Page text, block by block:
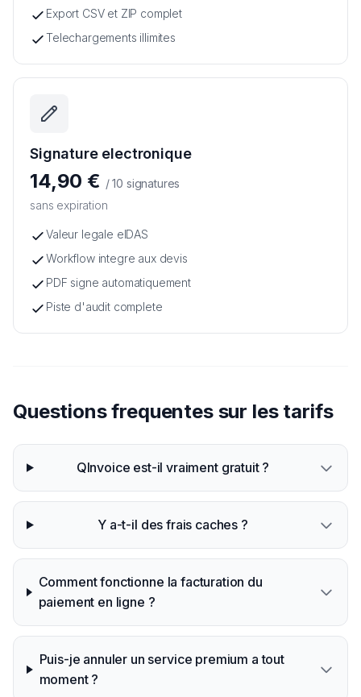
Export CSV et ZIP complet
Telechargements illimites
Signature electronique
14,90 € / 10 signatures
sans expiration
Valeur legale eIDAS
Workflow integre aux devis
PDF signe automatiquement
Piste d'audit complete
Questions frequentes sur les tarifs
QInvoice est-il vraiment gratuit ?
Y a-t-il des frais caches ?
Comment fonctionne la facturation du
paiement en ligne ?
Puis-je annuler un service premium a tout
moment ?